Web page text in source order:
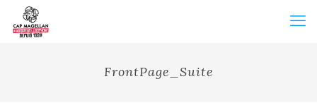
FrontPage_Suite